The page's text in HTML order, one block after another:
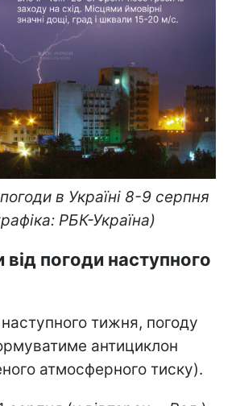
в Україні 8-9 серпня
РБК-Україна)
від погоди наступного
тижня, погоду
антициклон
атмосферного тиску).